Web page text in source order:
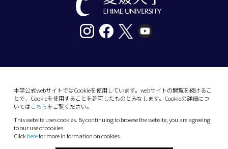
本学公式webサイトではCookieを使用しています。webサイトの閲覧を続けるこ
とで、Cookieを使用することを許可したものとみなします。Cookieの詳細につ
いてはこちらをご覧ください。
This website uses cookies. By continuing to browse the website, you are agreeing
to our use of cookies.
Clickherefor more in formation on cookies.
10-13 Dogo-Himata, Matsuyama, Ehime 790-
Phone: +81 89-927-9000